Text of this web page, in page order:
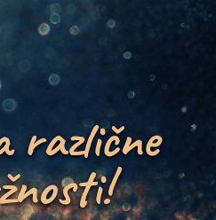
različne